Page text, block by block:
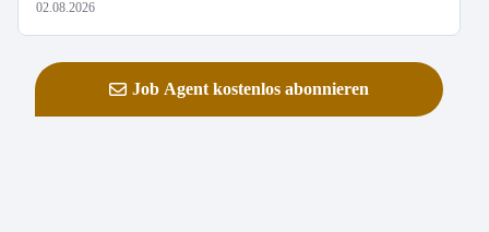
02.08.2026
Job Agent kostenlos abonnieren